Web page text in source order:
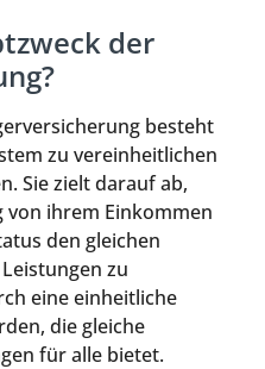
der
besteht
zu vereinheitlichen
Sie zielt darauf ab,
von ihrem Einkommen
den gleichen
zu
eine einheitliche
die gleiche
für alle bietet.